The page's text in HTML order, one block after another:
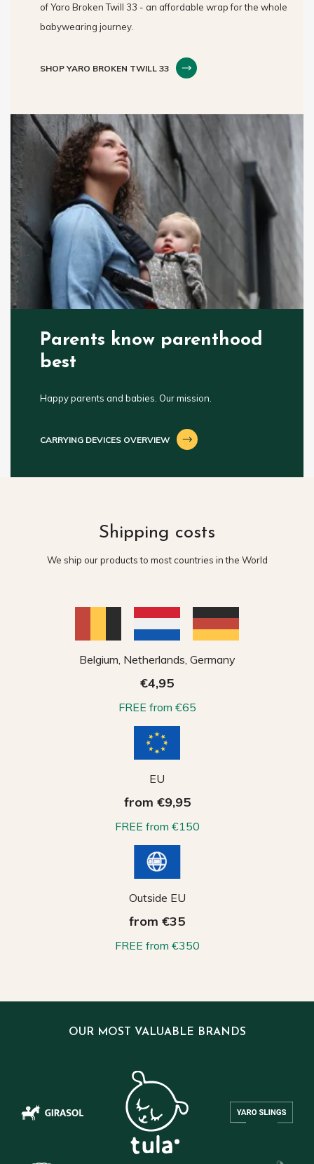
of Yaro Broken Twill 33 - an affordable wrap for the whole
babywearing journey.
SHOP YARO BROKEN TWILL 33
Parents know parenthood
best
Happy parents and babies. Our mission.
CARRYING DEVICES OVERVIEW
Shipping costs
We ship our products to most countries in the World
Belgium, Netherlands, Germany
€4,95
FREE from €65
EU
from €9,95
FREE from €150
Outside EU
from €35
FREE from €350
OUR MOST VALUABLE BRANDS